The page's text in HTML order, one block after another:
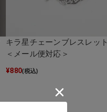
キラ星チェーンブレスレット
＜メール便対応＞
¥880(税込)